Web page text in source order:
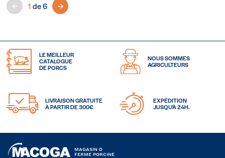
1de 6
LE MEILLEUR
CATALOGUE
DE PORCS
NOUS SOMMES
AGRICULTEURS
LIVRAISON GRATUITE
À PARTIR DE 300€
EXPÉDITION
JUSQU'À 24H.
MAGASIN D
FERME PORCINE